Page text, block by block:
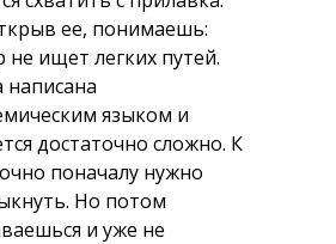
ее, понимаешь:
не ищет легких путей.
написана
языком и
достаточно сложно. К
поначалу нужно
Но потом
и уже не